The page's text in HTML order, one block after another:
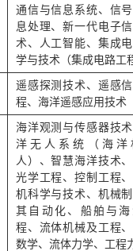
通信与信息系统、信
息处理、新一代电子
术、人工智能、集成
学与技术（集成电路工
遥感探测技术、遥感
程、海洋遥感应用技术
海洋观测与传感器技
洋无人系统（海洋
人）、智慧海洋技术
光学工程、控制工程
机科学与技术、机械
其自动化、船舶与海
程、流体机械及工程
数学、流体力学、工程